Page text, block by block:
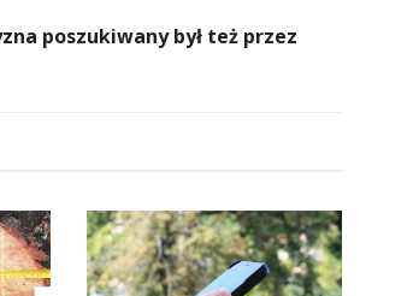
poszukiwany był też przez